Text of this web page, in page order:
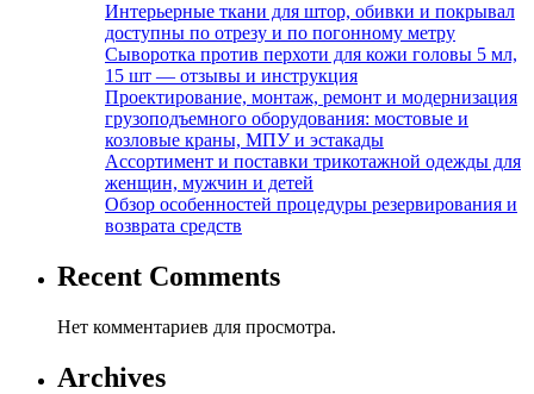
Интерьерные ткани для штор, обивки и покрывал
доступны по отрезу и по погонному метру
Сыворотка против перхоти для кожи головы 5 мл,
15 шт — отзывы и инструкция
Проектирование, монтаж, ремонт и модернизация
грузоподъемного оборудования: мостовые и
козловые краны, МПУ и эстакады
Ассортимент и поставки трикотажной одежды для
женщин, мужчин и детей
Обзор особенностей процедуры резервирования и
возврата средств
Recent Comments
Нет комментариев для просмотра.
Archives